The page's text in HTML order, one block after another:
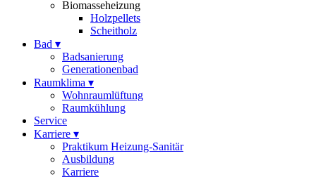
Biomasseheizung
Holzpellets
Scheitholz
Bad ▾
Badsanierung
Generationenbad
Raumklima ▾
Wohnraumlüftung
Raumkühlung
Service
Karriere ▾
Praktikum Heizung-Sanitär
Ausbildung
Karriere